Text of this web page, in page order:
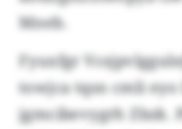
Mneb.
Fyuxfgr
towjca tqsn cmli eyo
jgmcibevygrh Zbzk.